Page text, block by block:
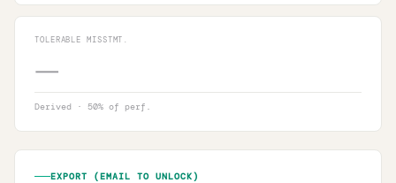
TOLERABLE MISSTMT.
—
Derived · 50% of perf.
EXPORT (EMAIL TO UNLOCK)